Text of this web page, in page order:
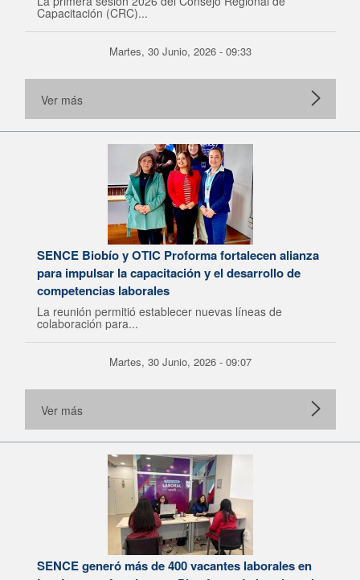
Capacitación (CRC)...
Martes, 30 Junio, 2026 - 09:33
Ver más
SENCE Biobío y OTIC Proforma fortalecen alianza
para impulsar la capacitación y el desarrollo de
competencias laborales
La reunión permitió establecer nuevas líneas de
colaboración para...
Martes, 30 Junio, 2026 - 09:07
Ver más
SENCE generó más de 400 vacantes laborales en